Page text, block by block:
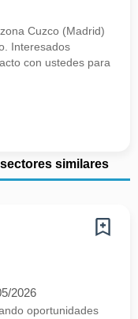
Cuzco (Madrid)
Interesados
con ustedes para
sectores similares
2026
oportunidades